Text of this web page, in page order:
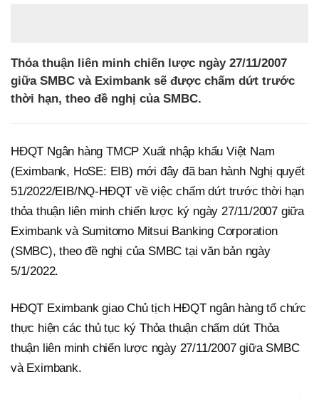
Thỏa thuận liên minh chiến lược ngày 27/11/2007
giữa SMBC và Eximbank sẽ được chấm dứt trước
thời hạn, theo đề nghị của SMBC.
HĐQT Ngân hàng TMCP Xuất nhập khẩu Việt Nam
(Eximbank, HoSE: EIB) mới đây đã ban hành Nghị quyết
51/2022/EIB/NQ-HĐQT về việc chấm dứt trước thời hạn
thỏa thuận liên minh chiến lược ký ngày 27/11/2007 giữa
Eximbank và Sumitomo Mitsui Banking Corporation
(SMBC), theo đề nghị của SMBC tại văn bản ngày
5/1/2022.
HĐQT Eximbank giao Chủ tịch HĐQT ngân hàng tổ chức
thực hiện các thủ tục ký Thỏa thuận chấm dứt Thỏa
thuận liên minh chiến lược ngày 27/11/2007 giữa SMBC
và Eximbank.